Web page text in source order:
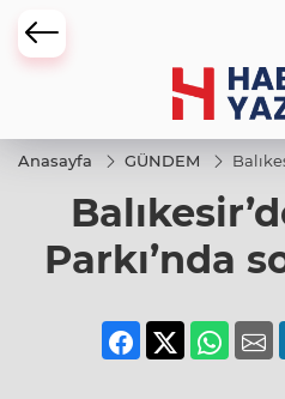
Anasayfa GÜNDEM
sona
Parkı’nda